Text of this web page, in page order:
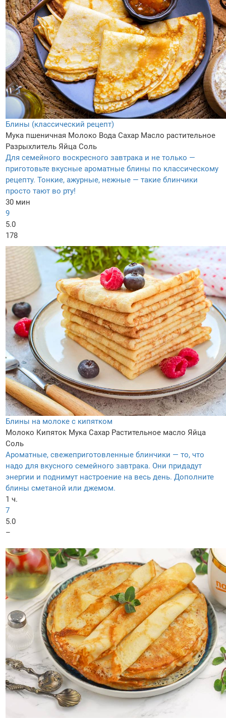
Блины (классический рецепт)
Мука пшеничная Молоко Вода Сахар Масло растительное
Разрыхлитель Яйца Соль
Для семейного воскресного завтрака и не только —
приготовьте вкусные ароматные блины по классическому
рецепту. Тонкие, ажурные, нежные — такие блинчики
просто тают во рту!
30 мин
9
5.0
178
Блины на молоке с кипятком
Молоко Кипяток Мука Сахар Растительное масло Яйца
Соль
Ароматные, свежеприготовленные блинчики — то, что
надо для вкусного семейного завтрака. Они придадут
энергии и поднимут настроение на весь день. Дополните
блины сметаной или джемом.
1 ч.
7
5.0
–